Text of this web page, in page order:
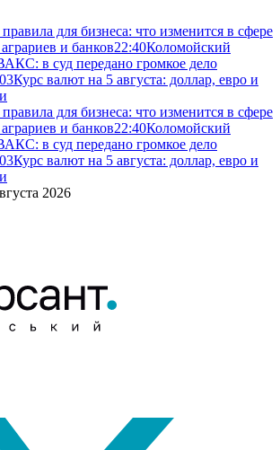
для бизнеса: что изменится в сфере
и банков22:40Коломойский
в суд передано громкое дело
Курс валют на 5 августа: доллар, евро и
для бизнеса: что изменится в сфере
и банков22:40Коломойский
в суд передано громкое дело
Курс валют на 5 августа: доллар, евро и
2026